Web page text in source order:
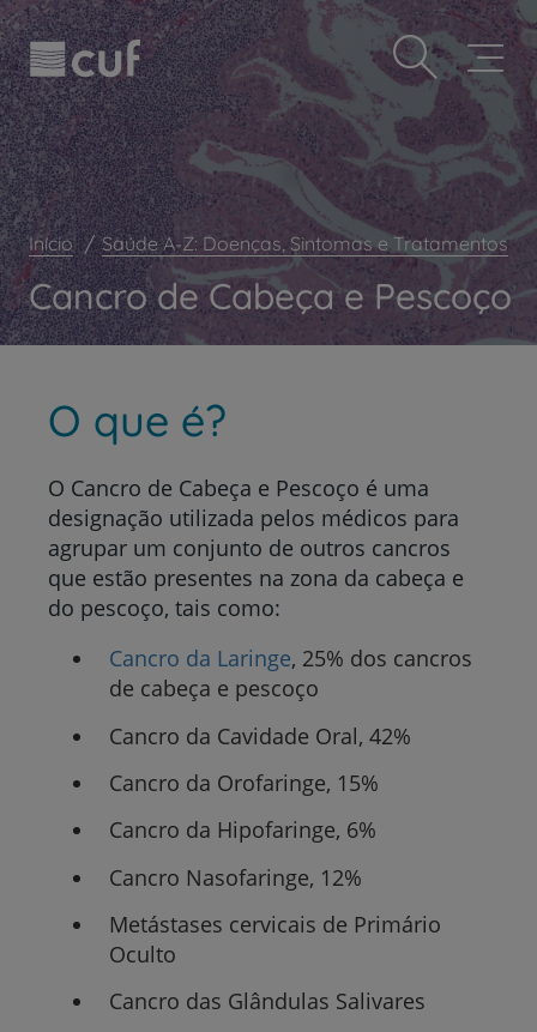
Observação:
este
site
inclui
um
sistema
de
acessibilidade.
Passar
para
o
conteúdo
principal
Prevenção e bem-estar
Grandes Áreas da Saúde
Serviços CUF
Plano +CUF
My CUF
Clientes e acompanhantes
CUF Academic Center
Para profissionais
Contacte-nos
Início Saúde A-Z: Doenças, Sintomas e Tratamentos
Cancro de Cabeça e Pescoço
O que é?
O Cancro de Cabeça e Pescoço é uma
designação utilizada pelos médicos para
agrupar um conjunto de outros cancros
que estão presentes na zona da cabeça e
do pescoço, tais como:
Cancro da Laringe, 25% dos cancros
de cabeça e pescoço
Cancro da Cavidade Oral, 42%
Cancro da Orofaringe, 15%
Cancro da Hipofaringe, 6%
Cancro Nasofaringe, 12%
Metástases cervicais de Primário
Oculto
Cancro das Glândulas Salivares